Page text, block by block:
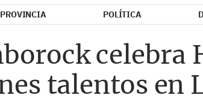
PROVINCIA POLÍTICA
celebra
talentos en